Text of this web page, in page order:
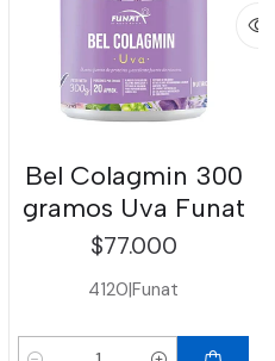
Bel Colagmin 300
gramos Uva Funat
$77.000
4120|Funat